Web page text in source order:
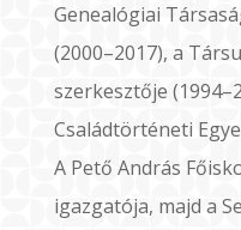
Genealógiai
(2000–2017), a
szerkesztője
Családtörténeti
A Pető András
igazgatója, majd a